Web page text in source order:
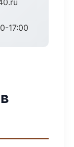
17:00